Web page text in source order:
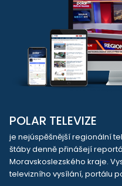
POLAR TELEVIZE
je nejúspěšnější regionální
štáby denně přinášejí
Moravskoslezského kraje.
televizního vysílání, portálu